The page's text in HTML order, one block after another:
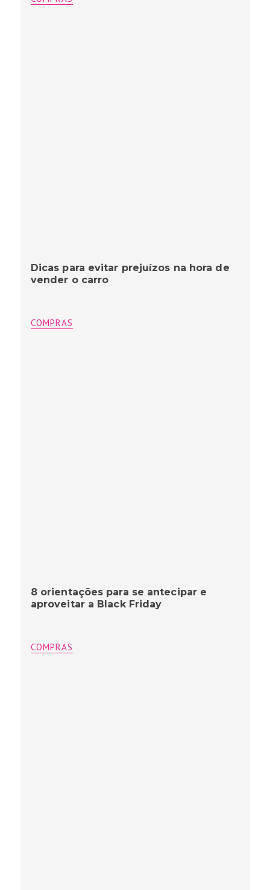
Dicas para evitar prejuízos na hora de
vender o carro
COMPRAS
8 orientações para se antecipar e
aproveitar a Black Friday
COMPRAS